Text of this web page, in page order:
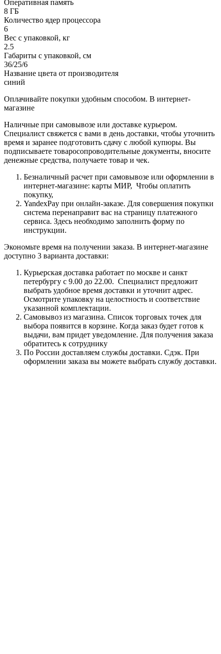
Оперативная память
8 ГБ
Количество ядер процессора
6
Вес с упаковкой, кг
2.5
Габариты с упаковкой, см
36/25/6
Название цвета от производителя
синий
Оплачивайте покупки удобным способом. В интернет-
магазине
Наличные при самовывозе или доставке курьером.
Специалист свяжется с вами в день доставки, чтобы уточнить
время и заранее подготовить сдачу с любой купюры. Вы
подписываете товаросопроводительные документы, вносите
денежные средства, получаете товар и чек.
Безналичный расчет при самовывозе или оформлении в
интернет-магазине: карты МИР, Чтобы оплатить
покупку,
YandexPay при онлайн-заказе. Для совершения покупки
система перенаправит вас на страницу платежного
сервиса. Здесь необходимо заполнить форму по
инструкции.
Экономьте время на получении заказа. В интернет-магазине
доступно 3 варианта доставки:
Курьерская доставка работает по москве и санкт
петербургу с 9.00 до 22.00. Специалист предложит
выбрать удобное время доставки и уточнит адрес.
Осмотрите упаковку на целостность и соответствие
указанной комплектации.
Самовывоз из магазина. Список торговых точек для
выбора появится в корзине. Когда заказ будет готов к
выдачи, вам придет уведомление. Для получения заказа
обратитесь к сотруднику
По России доставляем службы доставки. Сдэк. При
оформлении заказа вы можете выбрать службу доставки.